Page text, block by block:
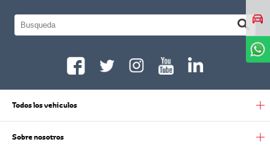
Todos los vehiculos
Sobre nosotros
Agendar prueba de